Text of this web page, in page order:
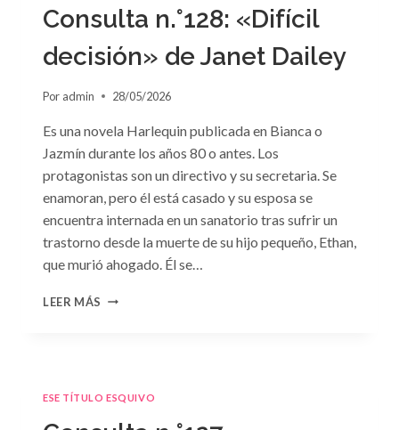
Consulta n.°128: «Difícil
decisión» de Janet Dailey
Por admin 28/05/2026
Es una novela Harlequin publicada en Bianca o
Jazmín durante los años 80 o antes. Los
protagonistas son un directivo y su secretaria. Se
enamoran, pero él está casado y su esposa se
encuentra internada en un sanatorio tras sufrir un
trastorno desde la muerte de su hijo pequeño, Ethan,
que murió ahogado. Él se…
LEER MÁS CONSULTA
JANET
DAILEY
ESE TÍTULO ESQUIVO